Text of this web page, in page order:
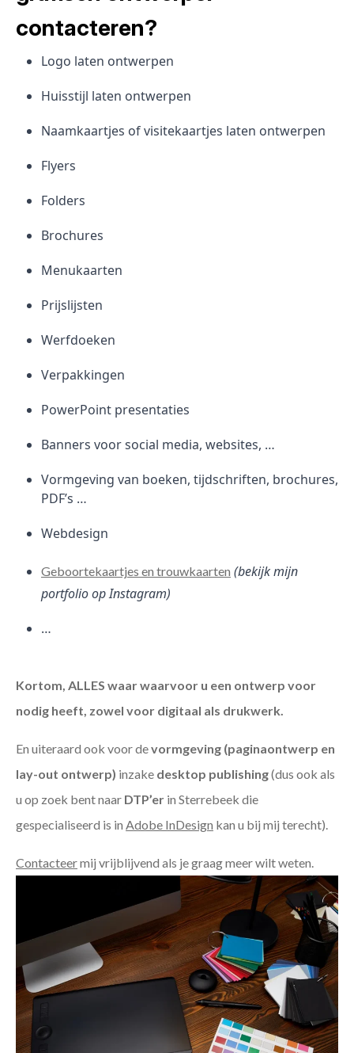
contacteren?
Logo laten ontwerpen
Huisstijl laten ontwerpen
Naamkaartjes of visitekaartjes laten ontwerpen
Flyers
Folders
Brochures
Menukaarten
Prijslijsten
Werfdoeken
Verpakkingen
PowerPoint presentaties
Banners voor social media, websites, …
Vormgeving van boeken, tijdschriften, brochures,
PDF’s …
Webdesign
Geboortekaartjes en trouwkaarten (bekijk mijn
portfolio op Instagram)
…
Kortom, ALLES waar waarvoor u een ontwerp voor
nodig heeft, zowel voor digitaal als drukwerk.
En uiteraard ook voor devormgeving (paginaontwerp en
lay-out ontwerp) inzake desktop publishing(dus ook als
u op zoek bent naar DTP’er in Sterrebeek die
gespecialiseerd is in Adobe InDesign kan u bij mij terecht).
Contacteermij vrijblijvend als je graag meer wilt weten.